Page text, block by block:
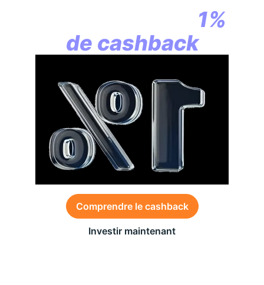
1%
de cashback
Comprendre le cashback
Investir maintenant